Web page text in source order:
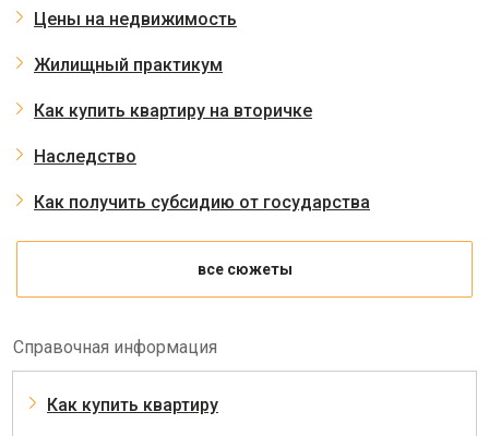
Цены на недвижимость
Жилищный практикум
Как купить квартиру на вторичке
Наследство
Как получить субсидию от государства
все сюжеты
Справочная информация
Как купить квартиру